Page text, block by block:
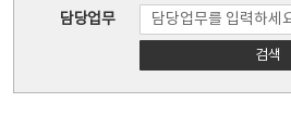
담당업무
검색